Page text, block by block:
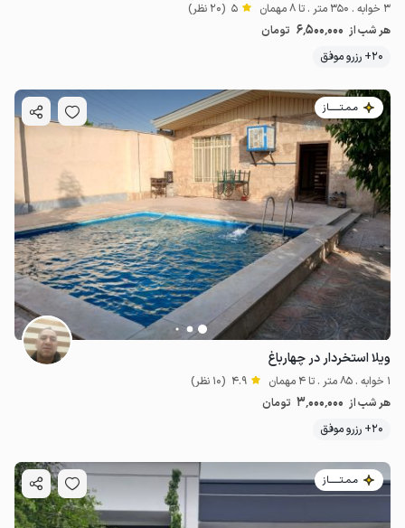
3 خوابه . 350 متر . تا 8 مهمان 5 (20 نظر)
هر شب از 6٬500٬000 تومان
20+ رزرو موفق
مـمـتــــــاز
ویلا استخردار در چهارباغ
1 خوابه . 85 متر . تا 4 مهمان 4.9 (10 نظر)
هر شب از 3٬000٬000 تومان
20+ رزرو موفق
مـمـتــــــاز